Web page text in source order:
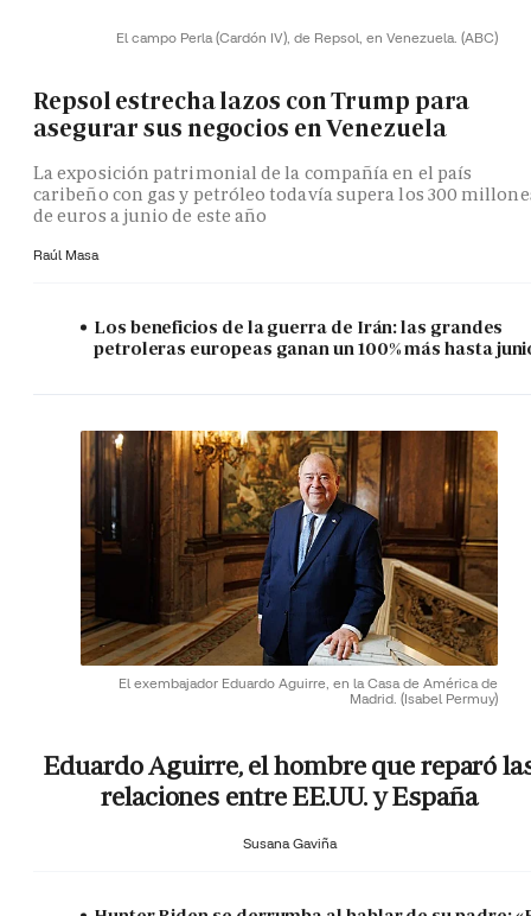
El campo Perla (Cardón IV), de Repsol, en Venezuela. (ABC)
Repsol estrecha lazos con Trump para
asegurar sus negocios en Venezuela
La exposición patrimonial de la compañía en el país
caribeño con gas y petróleo todavía supera los 300
de euros a junio de este año
Raúl Masa
Los beneficios de la guerra de Irán: las grandes
petroleras europeas ganan un 100% más hasta
El exembajador Eduardo Aguirre, en la Casa de América de
Madrid. (Isabel Permuy)
Eduardo Aguirre, el hombre que reparó
relaciones entre EE.UU. y España
Susana Gaviña